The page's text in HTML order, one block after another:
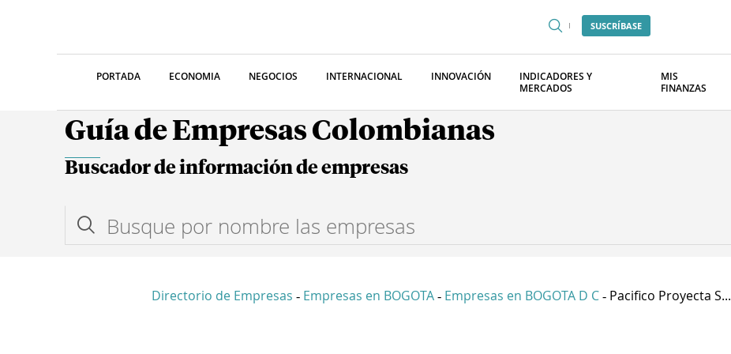
SUSCRÍBASE
PORTADA ECONOMIA NEGOCIOS INTERNACIONAL INNOVACIÓN
INDICADORES Y
MERCADOS
MIS
FINANZAS
Guía de Empresas Colombianas
Buscador de información de empresas
Directorio de Empresas - Empresas en BOGOTA - Empresas en BOGOTA D C - Pacifico Proyecta S...